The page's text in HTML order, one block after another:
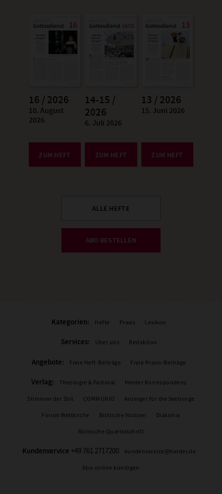
16 / 2026
:
10. August
2026
ZUM HEFT
14-15 /
2026
:
6. Juli 2026
ZUM HEFT
13 / 2026
:
15. Juni 2026
ZUM HEFT
ALLE HEFTE
ABO BESTELLEN
Kategorien: Hefte Praxis Lexikon
Services: Über uns Redaktion
Angebote: Freie Heft-Beiträge Freie Praxis-Beiträge
Verlag: Theologie & Pastoral Herder Korrespondenz
Stimmen der Zeit COMMUNIO Anzeiger für die Seelsorge
Forum Weltkirche Biblische Notizen Diakonia
Römische Quartalschrift
Kundenservice +49 761 2717200 kundenservice@herder.de
Abo online kündigen